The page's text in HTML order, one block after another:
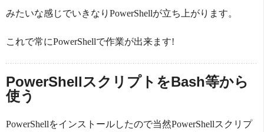
みたいな感じでいきなりPowerShellが立ち上がります。
これで常にPowerShellで作業が出来ます!
PowerShellスクリプトをBash等から
使う
PowerShellをインストールしたので当然PowerShellスクリプ